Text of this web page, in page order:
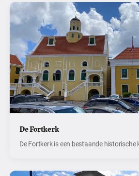
De Fortkerk
De Fortkerk is een bestaande historische